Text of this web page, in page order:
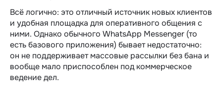
Всё логично: это отличный источник новых клиентов
и удобная площадка для оперативного общения с
ними. Однако обычного WhatsApp Messenger (то
есть базового приложения) бывает недостаточно:
он не поддерживает массовые рассылки без бана и
вообще мало приспособлен под коммерческое
ведение дел.